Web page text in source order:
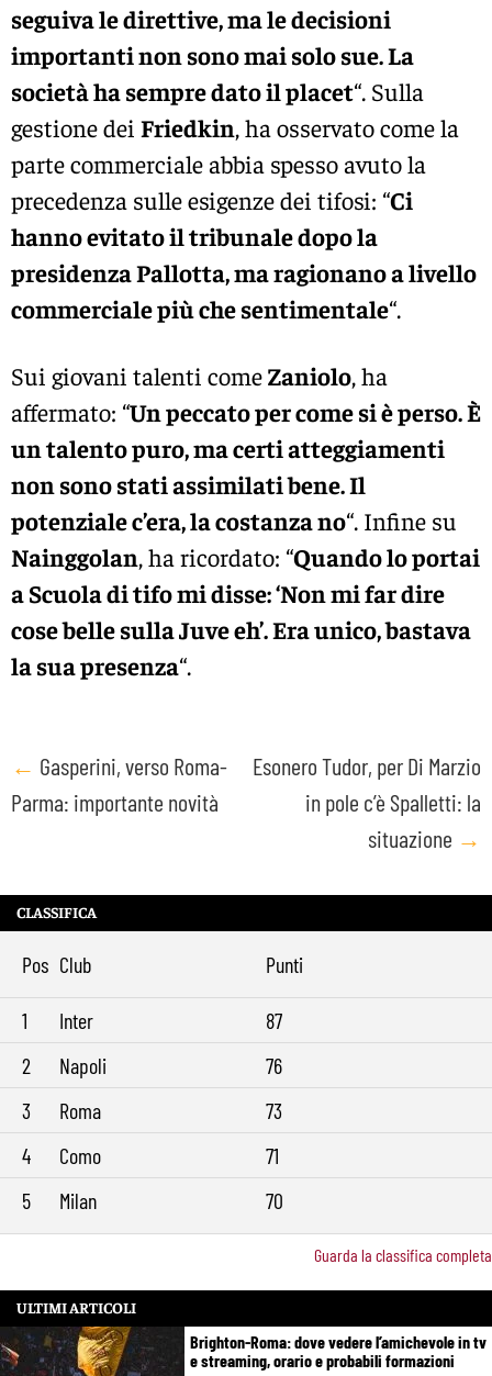
seguiva le direttive, ma le decisioni
importanti non sono mai solo sue. La
società ha sempre dato il placet“. Sulla
gestione dei Friedkin, ha osservato come la
parte commerciale abbia spesso avuto la
precedenza sulle esigenze dei tifosi: “Ci
hanno evitato il tribunale dopo la
presidenza Pallotta, ma ragionano a livello
commerciale più che sentimentale“.
Sui giovani talenti comeZaniolo, ha
affermato: “Un peccato per come si è perso. È
un talento puro, ma certi atteggiamenti
non sono stati assimilati bene. Il
potenziale c’era, la costanza no“. Infine su
Nainggolan, ha ricordato: “Quando lo portai
a Scuola di tifo mi disse: ‘Non mi far dire
cose belle sulla Juve eh’. Era unico, bastava
la sua presenza“.
Post
navigation
← Gasperini, verso Roma-
Parma: importante novità
Esonero Tudor, per Di Marzio
in pole c’è Spalletti: la
situazione →
CLASSIFICA
Pos Club Punti
1 Inter
87
2
Napoli
76
3
Roma
73
4
Como
71
5
Milan 70
Guarda la classifica completa
ULTIMI ARTICOLI
Brighton-Roma: dove vedere l’amichevole in tv
e streaming, orario e probabili formazioni